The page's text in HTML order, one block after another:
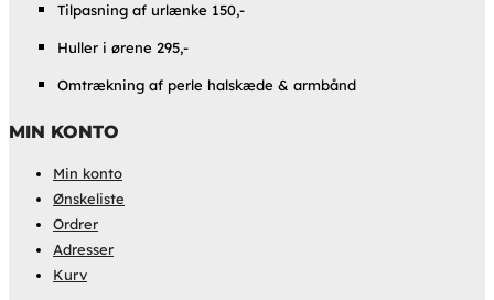
Tilpasning af urlænke 150,-
Huller i ørene 295,-
Omtrækning af perle halskæde & armbånd
MIN KONTO
Min konto
Ønskeliste
Ordrer
Adresser
Kurv